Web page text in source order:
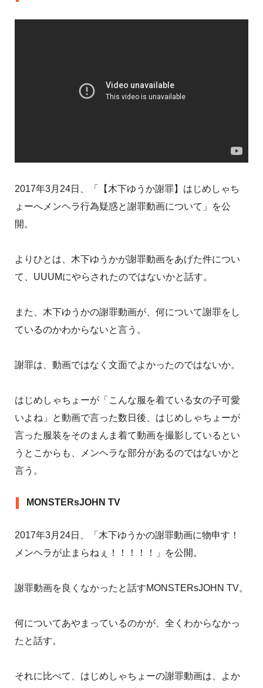
2017年3月24日、「【木下ゆうか謝罪】はじめしゃち
ょーへメンヘラ行為疑惑と謝罪動画について」を公
開。
よりひとは、木下ゆうかが謝罪動画をあげた件につい
て、UUUMにやらされたのではないかと話す。
また、木下ゆうかの謝罪動画が、何について謝罪をし
ているのかわからないと言う。
謝罪は、動画ではなく文面でよかったのではないか。
はじめしゃちょーが「こんな服を着ている女の子可愛
いよね」と動画で言った数日後、はじめしゃちょーが
言った服装をそのまんま着て動画を撮影しているとい
うとこからも、メンヘラな部分があるのではないかと
言う。
MONSTERsJOHN TV
2017年3月24日、「木下ゆうかの謝罪動画に物申す！
メンヘラが止まらねぇ！！！！！」を公開。
謝罪動画を良くなかったと話すMONSTERsJOHN TV。
何についてあやまっているのかが、全くわからなかっ
たと話す。
それに比べて、はじめしゃちょーの謝罪動画は、よか